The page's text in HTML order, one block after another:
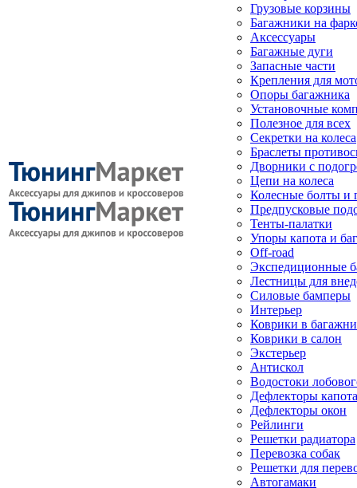
Грузовые корзины
Багажники на
Аксессуары
Багажные дуги
Запасные части
Крепления для
Опоры багажника
Установочные
Полезное для всех
Секретки на колеса
Браслеты
Дворники с
Цепи на колеса
Колесные болты и
Предпусковые
Тенты-палатки
Упоры капота и
Off-road
Экспедиционные
Лестницы для
Силовые бамперы
Интерьер
Коврики в
Коврики в салон
Экстерьер
Антискол
Водостоки
Дефлекторы капота
Дефлекторы окон
Рейлинги
Решетки радиатора
Перевозка собак
Решетки для
Автогамаки